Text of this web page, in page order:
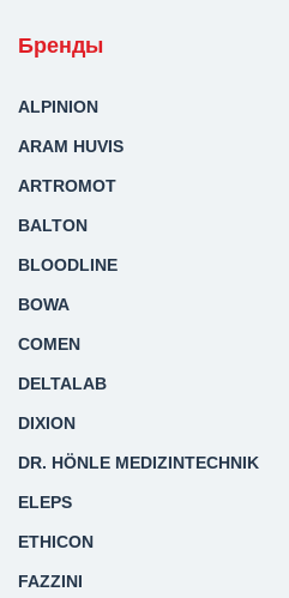
Бренды
ALPINION
ARAM HUVIS
ARTROMOT
BALTON
BLOODLINE
BOWA
COMEN
DELTALAB
DIXION
DR. HÖNLE MEDIZINTECHNIK
ELEPS
ETHICON
FAZZINI